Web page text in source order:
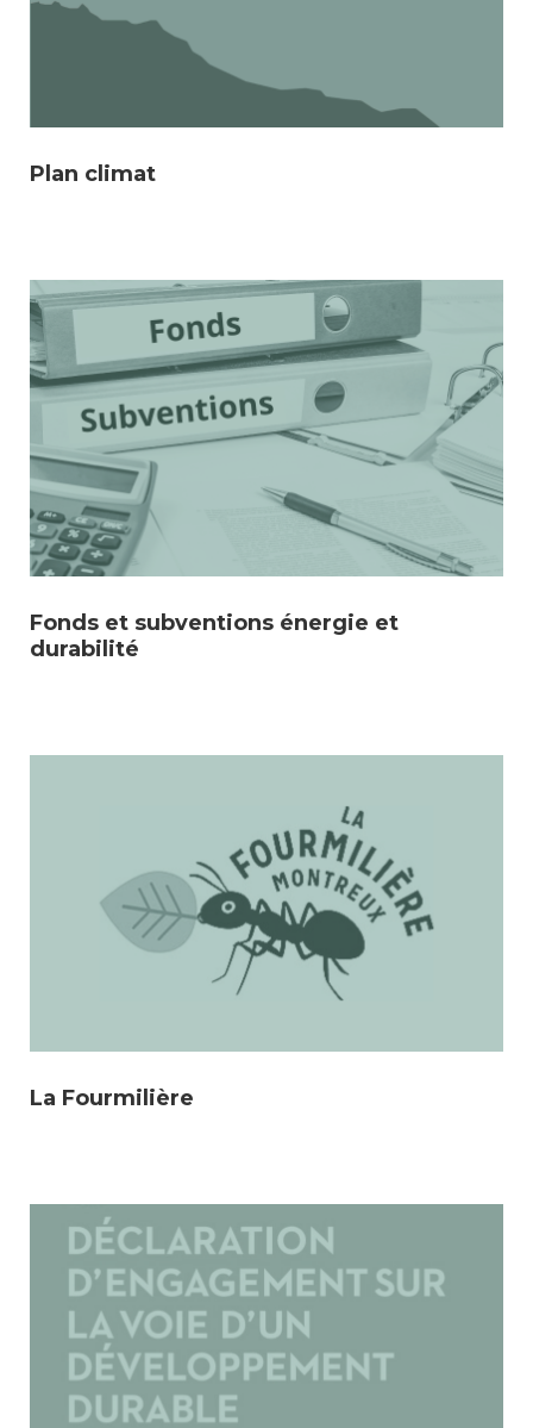
Mobilité
Subventions, subsides, rabais
Plan climat
Fonds et subventions énergie et
durabilité
La Fourmilière